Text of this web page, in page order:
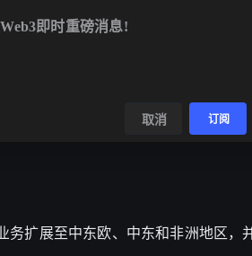
扩展至中东欧、中东和非洲地区，
即时重磅消息!
取消 订阅